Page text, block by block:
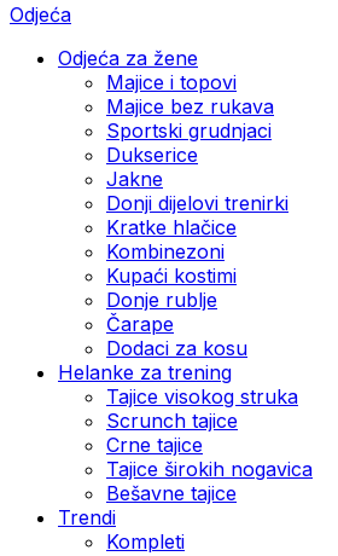
Odjeća
Odjeća za žene
Majice i topovi
Majice bez rukava
Sportski grudnjaci
Dukserice
Jakne
Donji dijelovi trenirki
Kratke hlačice
Kombinezoni
Kupaći kostimi
Donje rublje
Čarape
Dodaci za kosu
Helanke za trening
Tajice visokog struka
Scrunch tajice
Crne tajice
Tajice širokih nogavica
Bešavne tajice
Trendi
Kompleti